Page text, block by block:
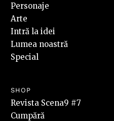
Personaje
Arte
Intră la idei
Lumea noastră
Special
SHOP
Revista Scena9 #7
Cumpără